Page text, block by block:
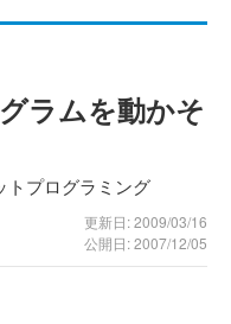
ラムを動かそ
トプログラミング
更新日: 2009/03/16
公開日: 2007/12/05